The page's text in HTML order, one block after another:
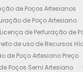
de Poços Artesianos
de Poço Artesiano
de Perfuração de
de uso de Recursos
de Poço Artesiano Preço
Poços Semi Artesiano